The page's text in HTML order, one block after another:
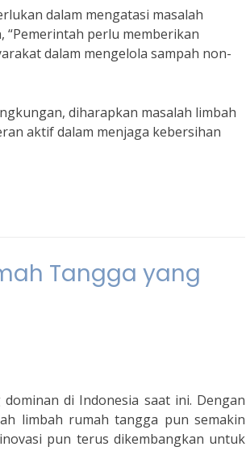
dalam mengatasi masalah
perlu memberikan
dalam mengelola sampah non-
diharapkan masalah limbah
aktif dalam menjaga kebersihan
Tangga yang
di Indonesia saat ini. Dengan
limbah rumah tangga pun semakin
pun terus dikembangkan untuk